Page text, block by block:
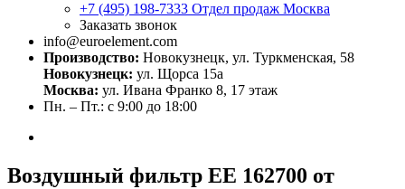
+7 (495) 198-7333 Отдел продаж Москва
Заказать звонок
info@euroelement.com
Производство: Новокузнецк, ул. Туркменская, 58
Новокузнецк: ул. Щорса 15а
Москва: ул. Ивана Франко 8, 17 этаж
Пн. – Пт.: с 9:00 до 18:00
Воздушный фильтр ЕЕ 162700 от